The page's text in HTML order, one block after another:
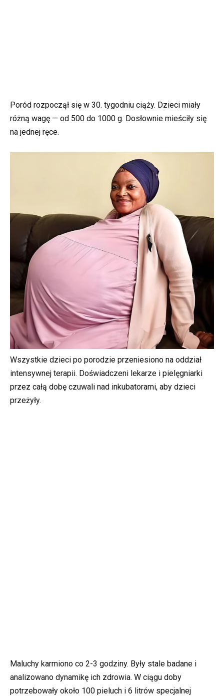
Poród rozpoczął się w 30. tygodniu ciąży. Dzieci miały
różną wagę — od 500 do 1000 g. Dosłownie mieściły się
na jednej ręce.
Wszystkie dzieci po porodzie przeniesiono na oddział
intensywnej terapii. Doświadczeni lekarze i pielęgniarki
przez całą dobę czuwali nad inkubatorami, aby dzieci
przeżyły.
Maluchy karmiono co 2-3 godziny. Były stale badane i
analizowano dynamikę ich zdrowia. W ciągu doby
potrzebowały około 100 pieluch i 6 litrów specjalnej